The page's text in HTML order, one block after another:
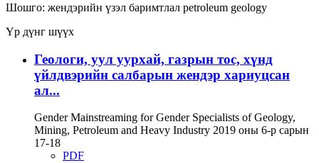
Шошго: жендэрийн үзэл баримтлал petroleum geology
Үр дүнг шүүх
Геологи, уул уурхай, газрын тос, хүнд
үйлдвэрийн салбарын жендэр хариуцсан
ал...
Gender Mainstreaming for Gender Specialists of Geology,
Mining, Petroleum and Heavy Industry 2019 оны 6-р сарын
17-18
PDF